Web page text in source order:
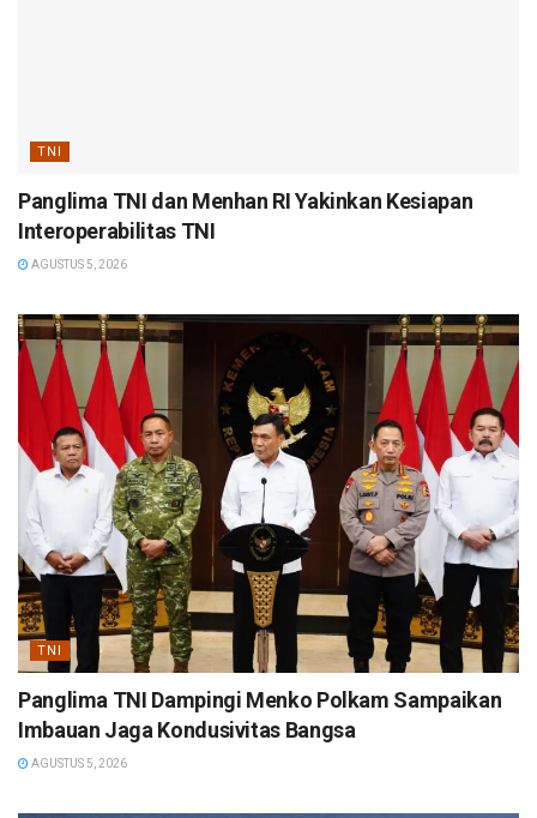
TNI
Panglima TNI dan Menhan RI Yakinkan Kesiapan
Interoperabilitas TNI
AGUSTUS 5, 2026
TNI
Panglima TNI Dampingi Menko Polkam Sampaikan
Imbauan Jaga Kondusivitas Bangsa
AGUSTUS 5, 2026